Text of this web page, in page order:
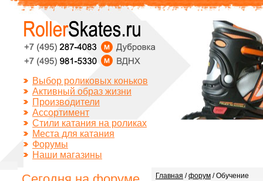
Выбор роликовых коньков
Активный образ жизни
Производители
Ассортимент
Стили катания на роликах
Места для катания
Форумы
Наши магазины
Главная /форум / Обучение